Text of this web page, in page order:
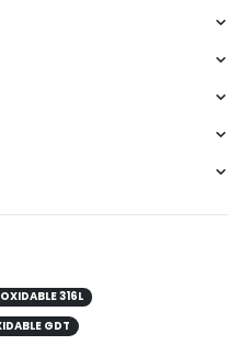
316L
GDT